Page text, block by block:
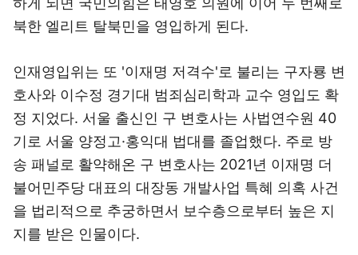
북한 엘리트 탈북민을 영입하게 된다.
인재영입위는 또 '이재명 저격수'로 불리는 구자룡 변
호사와 이수정 경기대 범죄심리학과 교수 영입도 확
정 지었다. 서울 출신인 구 변호사는 사법연수원 40
기로 서울 양정고·홍익대 법대를 졸업했다. 주로 방
송 패널로 활약해온 구 변호사는 2021년 이재명 더
불어민주당 대표의 대장동 개발사업 특혜 의혹 사건
을 법리적으로 추궁하면서 보수층으로부터 높은 지
지를 받은 인물이다.